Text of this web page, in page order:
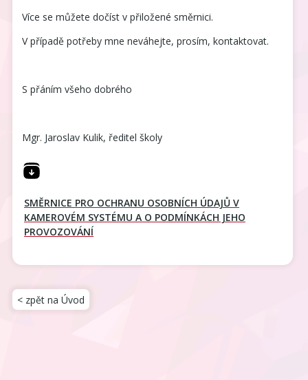
Více se můžete dočíst v přiložené směrnici.
V případě potřeby mne neváhejte, prosím, kontaktovat.
S přáním všeho dobrého
Mgr. Jaroslav Kulik, ředitel školy
SMĚRNICE PRO OCHRANU OSOBNÍCH ÚDAJŮ V
KAMEROVÉM SYSTÉMU A O PODMÍNKÁCH JEHO
PROVOZOVÁNÍ
< zpět na Úvod